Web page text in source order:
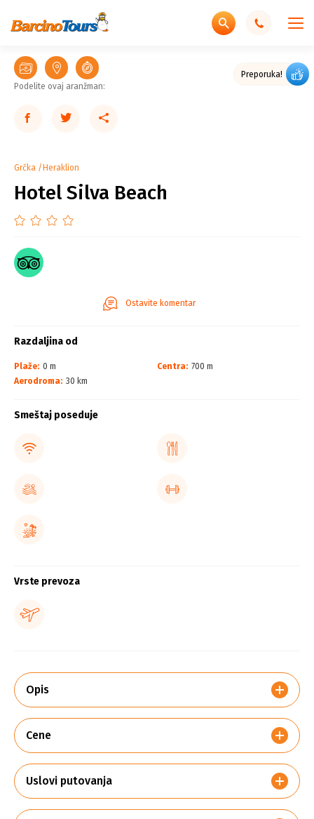
Preporuka!
Odlično pozicioniran hotel
Podelite ovaj aranžman:
Grčka Heraklion
Hotel Silva Beach
Ostavite komentar
Razdaljina od
Plaže: 0 m Centra: 700 m
Aerodroma: 30 km
Smeštaj poseduje
Vrste prevoza
Opis
Cene
Uslovi putovanja